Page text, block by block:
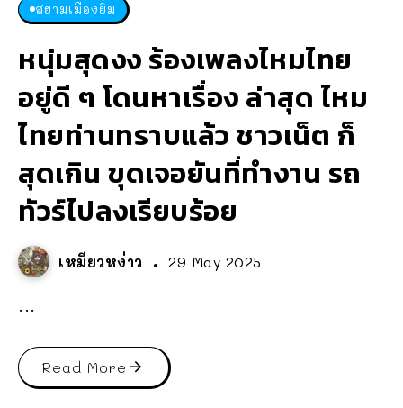
สยามเมืองยิ้ม
หนุ่มสุดงง ร้องเพลงไหมไทย
อยู่ดี ๆ โดนหาเรื่อง ล่าสุด ไหม
ไทยท่านทราบแล้ว ชาวเน็ต ก็
สุดเกิน ขุดเจอยันที่ทำงาน รถ
ทัวร์ไปลงเรียบร้อย
เหมียวหง่าว 29 May 2025
...
Read More